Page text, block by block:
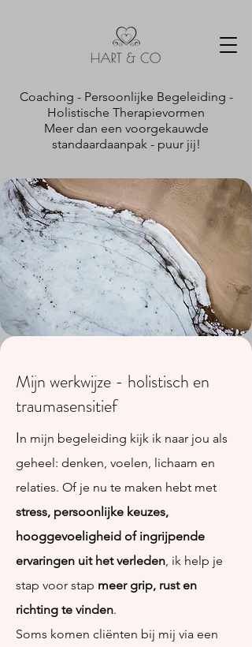
Coaching - Persoonlijke Begeleiding -
Holistische Therapievormen
Meer dan een voorgekauwde
standaardaanpak - puur jij!
Mijn werkwijze - holistisch en
traumasensitief
In mijn begeleiding kijk ik naar jou als
geheel: denken, voelen, lichaam en
relaties. Of je nu te maken hebt met
stress, persoonlijke keuzes,
hooggevoeligheid of ingrijpende
ervaringen uit het verleden, ik help je
stap voor stap meer grip, rust en
richting te vinden.
Soms komen cliënten bij mij via een